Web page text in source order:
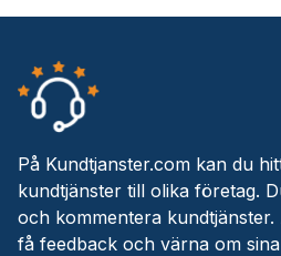
På Kundtjanster.com kan du
kundtjänster till olika företag.
och kommentera
få feedback och värna om